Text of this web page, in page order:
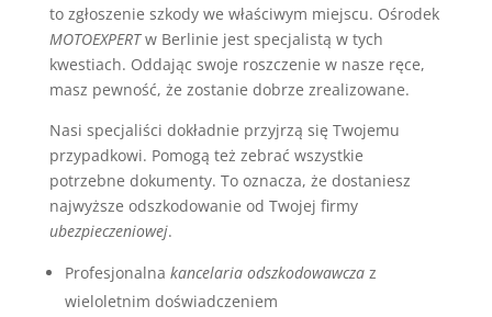
to zgłoszenie szkody we właściwym miejscu. Ośrodek
MOTOEXPERTw Berlinie jest specjalistą w tych
kwestiach. Oddając swoje roszczenie w nasze ręce,
masz pewność, że zostanie dobrze zrealizowane.
Nasi specjaliści dokładnie przyjrzą się Twojemu
przypadkowi. Pomogą też zebrać wszystkie
potrzebne dokumenty. To oznacza, że dostaniesz
najwyższe odszkodowanie od Twojej firmy
ubezpieczeniowej.
Profesjonalna kancelaria odszkodowawczaz
wieloletnim doświadczeniem